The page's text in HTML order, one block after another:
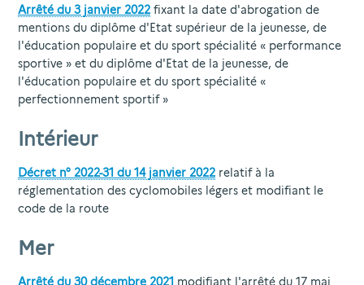
Arrêté du 3 janvier 2022 fixant la date d'abrogation de
mentions du diplôme d'Etat supérieur de la jeunesse, de
l'éducation populaire et du sport spécialité « performance
sportive » et du diplôme d'Etat de la jeunesse, de
l'éducation populaire et du sport spécialité «
perfectionnement sportif »
Intérieur
Décret n° 2022-31 du 14 janvier 2022 relatif à la
réglementation des cyclomobiles légers et modifiant le
code de la route
Mer
Arrêté du 30 décembre 2021 modifiant l'arrêté du 17 mai